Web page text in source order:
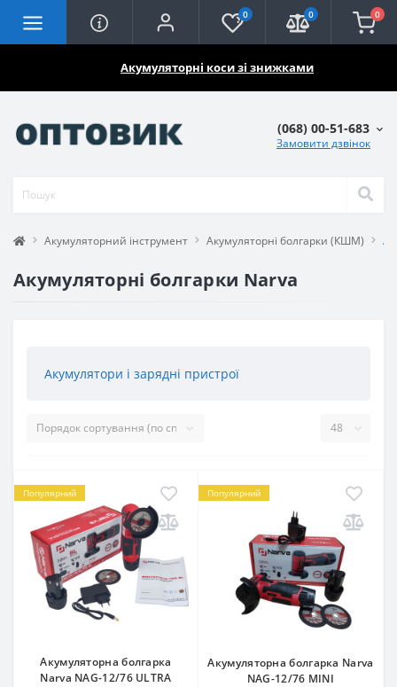
Акумуляторні коси зі знижками
0 0 0
(068) 00-51-683
Замовити дзвінок
Акумуляторний інструмент Акумуляторні болгарки (КШМ)
Акумуляторні болгарки Narva
Акумулятори і зарядні пристрої
Популярний
Акумуляторна болгарка
Narva NAG-12/76 ULTRA
Популярний
Акумуляторна болгарка Narva
NAG-12/76 MINI